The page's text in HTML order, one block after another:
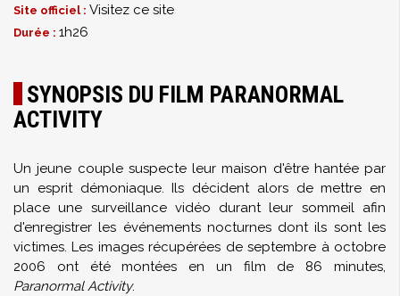
Site officiel : Visitez ce site
Durée : 1h26
SYNOPSIS DU FILM PARANORMAL
ACTIVITY
Un jeune couple suspecte leur maison d'être hantée par
un esprit démoniaque. Ils décident alors de mettre en
place une surveillance vidéo durant leur sommeil afin
d'enregistrer les événements nocturnes dont ils sont les
victimes. Les images récupérées de septembre à octobre
2006 ont été montées en un film de 86 minutes,
Paranormal Activity.